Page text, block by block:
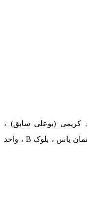
کریمی (بوعلی سابق) ،
نرسیده به چهار راه اسدی ، پلاک ۲ ساختمان یاس ، بلوک B ، واحد